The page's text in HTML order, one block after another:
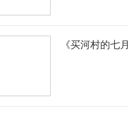
《买河村的七